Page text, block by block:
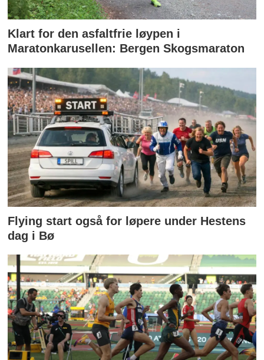
Klart for den asfaltfrie løypen i
Maratonkarusellen: Bergen Skogsmaraton
Flying start også for løpere under Hestens
dag i Bø